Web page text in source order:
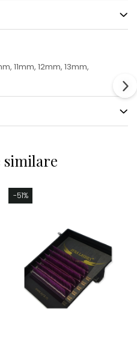
11mm, 12mm, 13mm,
similare
-51%